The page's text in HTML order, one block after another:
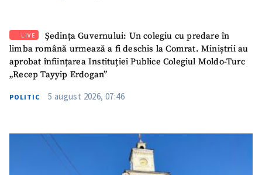
LIVE
Ședința Guvernului: Un colegiu cu predare în
limba română urmează a fi deschis la Comrat. Miniștrii au
aprobat înființarea Instituției Publice Colegiul Moldo-Turc
„Recep Tayyip Erdogan”
POLITIC 5 august 2026, 07:46